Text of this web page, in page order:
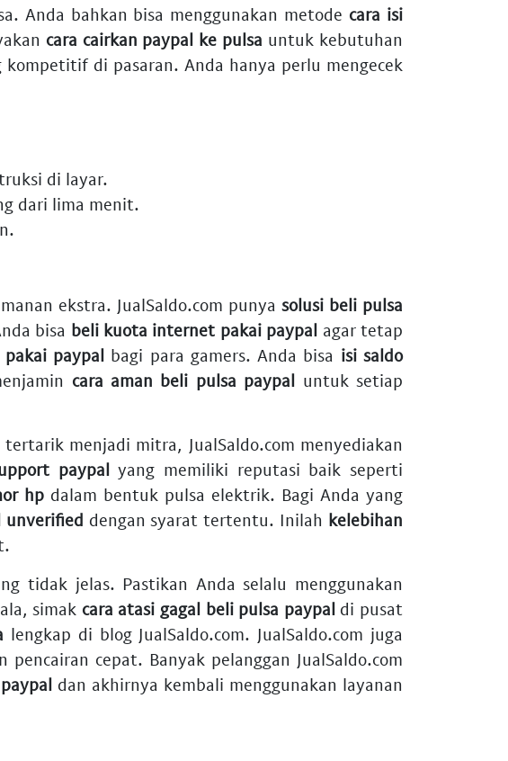
Anda bahkan bisa menggunakan metode cara isi
cara cairkan paypal ke pulsa untuk kebutuhan
kompetitif di pasaran. Anda hanya perlu mengecek
di layar.
dari lima menit.
ekstra. JualSaldo.com punya solusi beli pulsa
bisa beli kuota internet pakai paypal agar tetap
paypal bagi para gamers. Anda bisa isi saldo
cara aman beli pulsa paypal untuk setiap
menjadi mitra, JualSaldo.com menyediakan
paypalyang memiliki reputasi baik seperti
hpdalam bentuk pulsa elektrik. Bagi Anda yang
unverified dengan syarat tertentu. Inilah kelebihan
tidak jelas. Pastikan Anda selalu menggunakan
simak cara atasi gagal beli pulsa paypaldi pusat
lengkap di blog JualSaldo.com. JualSaldo.com juga
cepat. Banyak pelanggan JualSaldo.com
dan akhirnya kembali menggunakan layanan